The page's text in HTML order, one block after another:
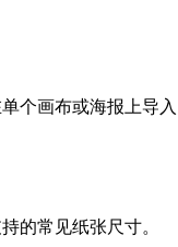
个画布或海报上导
的常见纸张尺寸。